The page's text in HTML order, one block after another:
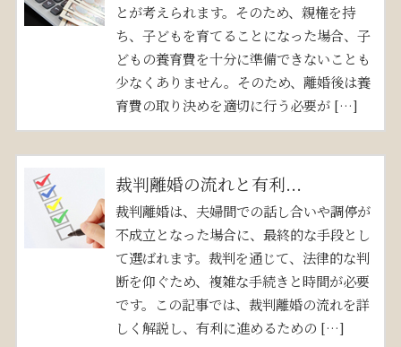
とが考えられます。そのため、親権を持
ち、子どもを育てることになった場合、子
どもの養育費を十分に準備できないことも
少なくありません。そのため、離婚後は養
育費の取り決めを適切に行う必要が […]
裁判離婚の流れと有利...
裁判離婚は、夫婦間での話し合いや調停が
不成立となった場合に、最終的な手段とし
て選ばれます。裁判を通じて、法律的な判
断を仰ぐため、複雑な手続きと時間が必要
です。この記事では、裁判離婚の流れを詳
しく解説し、有利に進めるための […]